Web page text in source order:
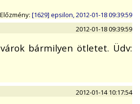
Előzmény: [1629] epsilon, 2012-01-18 09:39:59
2012-01-18 09:39:59
bármilyen ötletet. Üdv:
2012-01-14 10:17:54